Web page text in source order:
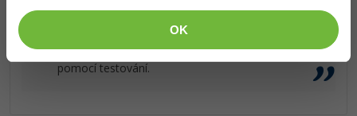
OK
Video
Ostatní
V tomto online marketingovém tutoriálu se
naučíme nastavovat datovou strategii,
reporting, sledovat funnel a ověřovat změny
pomocí testování.